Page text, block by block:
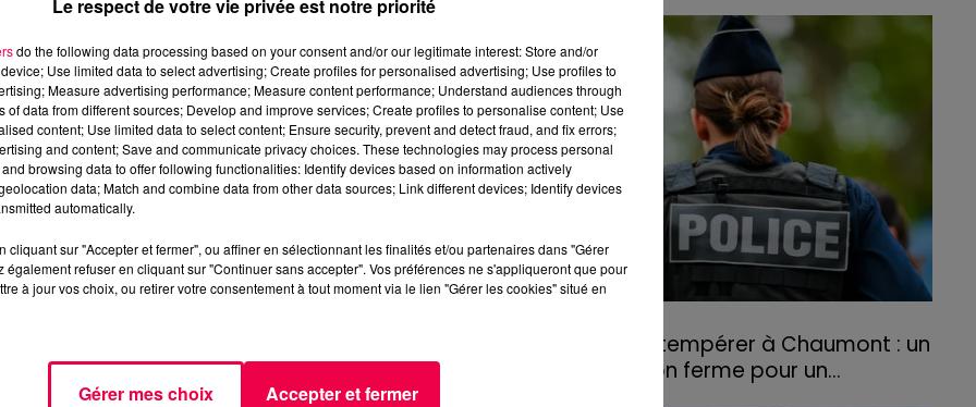
départs de feu, la Chambre d'agriculture
des Vosges a lancé un appel aux
agriculteurs volontaires pour venir en aide...
Refus d'obtempérer à Chaumont : un
an de prison ferme pour un...
Le respect de votre vie privée est notre priorité
do the following data processing based on your consent and/or our legitimate interest: Store and/or
Use limited data to select advertising; Create profiles for personalised advertising; Use profiles to
Measure advertising performance; Measure content performance; Understand audiences through
of data from different sources; Develop and improve services; Create profiles to personalise content; Use
content; Use limited data to select content; Ensure security, prevent and detect fraud, and fix errors;
and content; Save and communicate privacy choices. These technologies may process personal
browsing data to offer following functionalities: Identify devices based on information actively
data; Match and combine data from other data sources; Link different devices; Identify devices
automatically.
cliquant sur "Accepter et fermer", ou affiner en sélectionnant les finalités et/ou partenaires dans "Gérer
également refuser en cliquant sur "Continuer sans accepter". Vos préférences ne s'appliqueront que pour
à jour vos choix, ou retirer votre consentement à tout moment via le lien "Gérer les cookies" situé en
Gérer mes choix Accepter et fermer